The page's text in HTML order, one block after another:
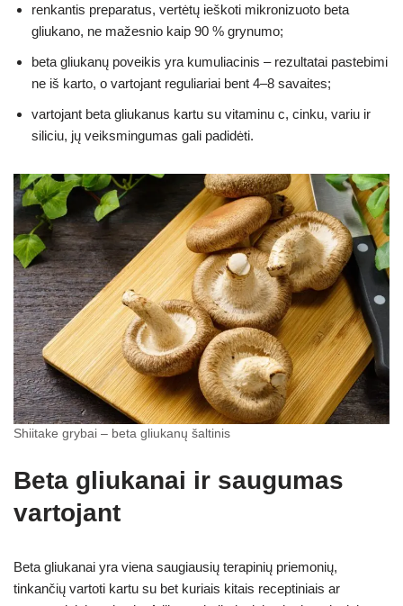
renkantis preparatus, vertėtų ieškoti mikronizuoto beta
gliukano, ne mažesnio kaip 90 % grynumo;
beta gliukanų poveikis yra kumuliacinis – rezultatai pastebimi
ne iš karto, o vartojant reguliariai bent 4–8 savaites;
vartojant beta gliukanus kartu su vitaminu c, cinku, variu ir
siliciu, jų veiksmingumas gali padidėti.
Shiitake grybai – beta gliukanų šaltinis
Beta gliukanai ir saugumas
vartojant
Beta gliukanai yra viena saugiausių terapinių priemonių,
tinkančių vartoti kartu su bet kuriais kitais receptiniais ar